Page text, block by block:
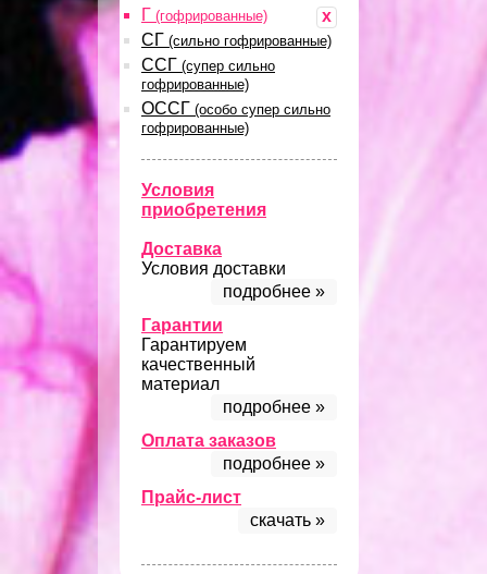
x
Г (гофрированные)
СГ (сильно гофрированные)
ССГ (супер сильно
гофрированные)
ОССГ (особо супер сильно
гофрированные)
Условия
приобретения
Доставка
Условия доставки
подробнее »
Гарантии
Гарантируем
качественный
материал
подробнее »
Оплата заказов
подробнее »
Прайс-лист
скачать »